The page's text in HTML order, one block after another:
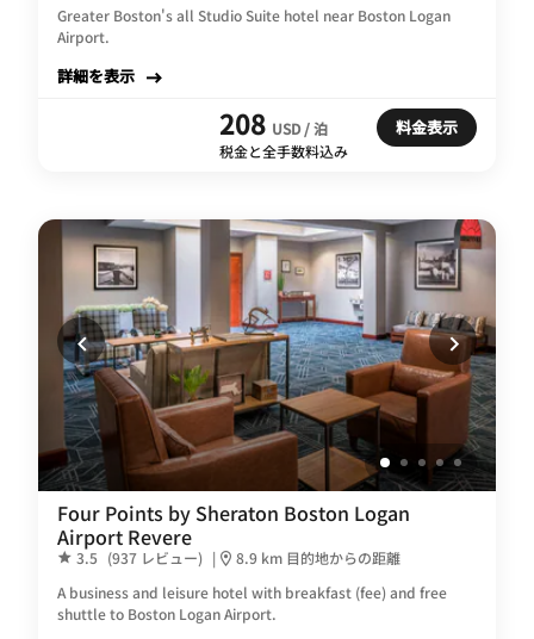
Greater Boston's all Studio Suite hotel near Boston Logan
Airport.
詳細を表示
208 USD / 泊
税金と全手数料込み
料金表示
Four Points by Sheraton Boston Logan
Airport Revere
3.5 (937 レビュー) |
8.9 km 目的地からの距離
A business and leisure hotel with breakfast (fee) and free
shuttle to Boston Logan Airport.